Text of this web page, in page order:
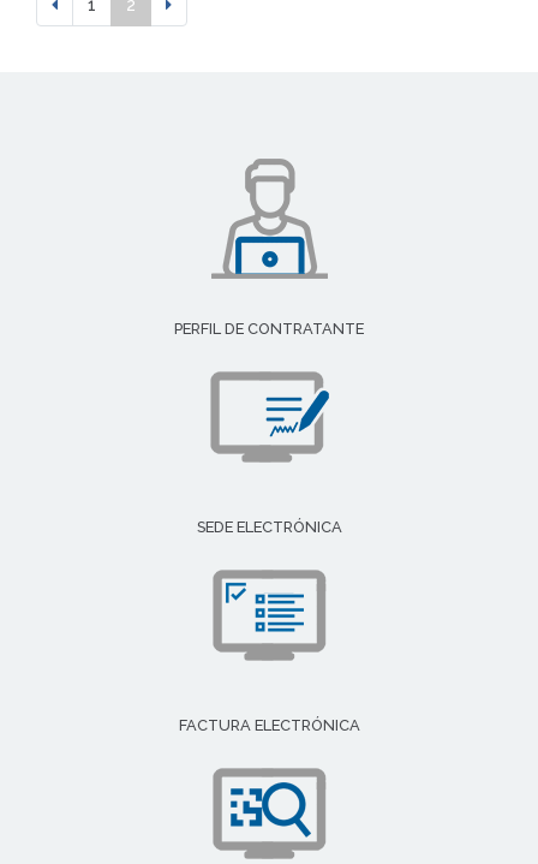
1 2
PERFIL DE CONTRATANTE
SEDE ELECTRÓNICA
FACTURA ELECTRÓNICA